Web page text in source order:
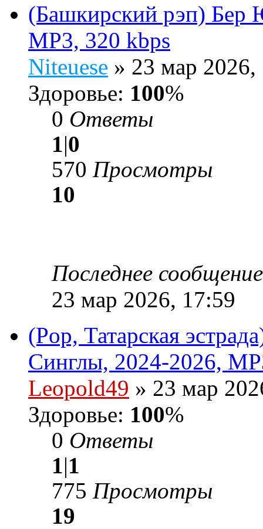
(Башкирский рэп) Бер
MP3, 320 kbps
Niteuese » 23 мар
Здоровье: 100%
0 Ответы
1|0
570 Просмотры
10
Последнее
23 мар 2026, 17:59
(Pop, Татарская
Синглы, 2024-2026,
Leopold49 » 23 мар
Здоровье: 100%
0 Ответы
1|1
775 Просмотры
19